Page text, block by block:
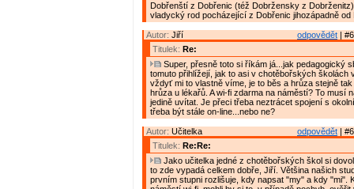
Dobřenští z Dobřenic (též Dobržensky z
vladycký rod pocházející z Dobřenic jihozápadně od
odpovědět |
Autor: Jiří
Titulek: Re:
Super, přesně toto si říkám já...jak pedagogický
tomuto přihlížejí, jak to asi v chotěbořských školách
vždyť mi to vlastně víme, je to běs a hrůza stejně
hrůza u lékařů. A wi-fi zdarma na náměstí? To musí
jedině uvítat. Je přeci třeba neztrácet spojení s
třeba být stále on-line...nebo ne?
odpovědět |
Autor: Učitelka
Titulek: Re:Re:
Jako učitelka jedné z chotěbořských škol si
to zde vypadá celkem dobře, Jiří. Většina našich
prvním stupni rozlišuje, kdy napsat "my" a kdy "mi".